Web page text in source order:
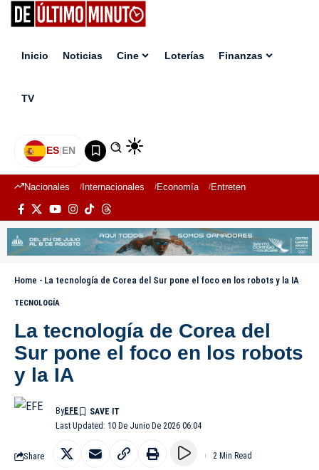
Inicio Noticias Cine Loterías Finanzas
TV
ES|EN
Nacionales Internacionales Economía Entretenimiento
Home - La tecnología de Corea del Sur pone el foco en los robots y la IA
TECNOLOGÍA
La tecnología de Corea del
Sur pone el foco en los robots
y la IA
Last Updated: 10 De Junio De 2026 06:04
ByEFE
Share 2 Min Read